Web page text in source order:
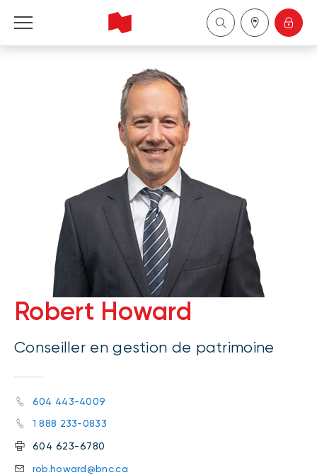
Robert Howard
Conseiller en gestion de patrimoine
604 443-4009
1 888 233-0833
604 623-6780
rob.howard@bnc.ca